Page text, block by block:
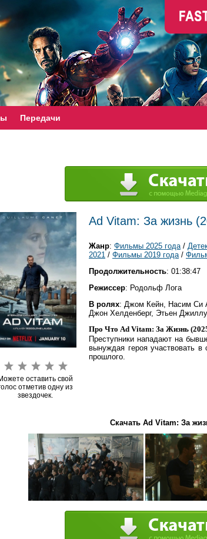
Передачи
оставить свой
отметив одну из
звездочек.
Ad Vitam: За жизнь
Жанр: Фильмы 2025 года/
2021 / Фильмы 2019 года/
Продолжительность: 01:38:47
Режиссер: Родольф Лога
В ролях: Джом Кейн, Насим Си
Джон Хелденберг, Этьен
Про Что Ad Vitam: За Жизнь
Преступники нападают на
вынуждая героя участвовать
прошлого.
Скачать Ad Vitam: За